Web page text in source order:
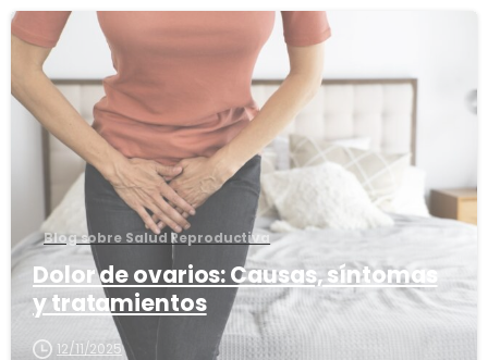
Blog sobre Salud Reproductiva
Dolor de ovarios: Causas, síntomas
y tratamientos
12/11/2025